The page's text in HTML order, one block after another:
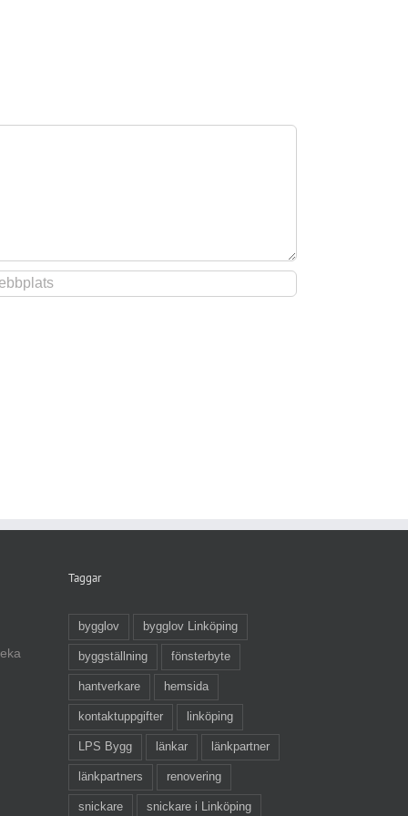
Taggar
bygglov bygglov Linköping
byggställning fönsterbyte
hantverkare hemsida
kontaktuppgifter linköping
LPS Bygg länkar länkpartner
länkpartners renovering
snickare snickare i Linköping